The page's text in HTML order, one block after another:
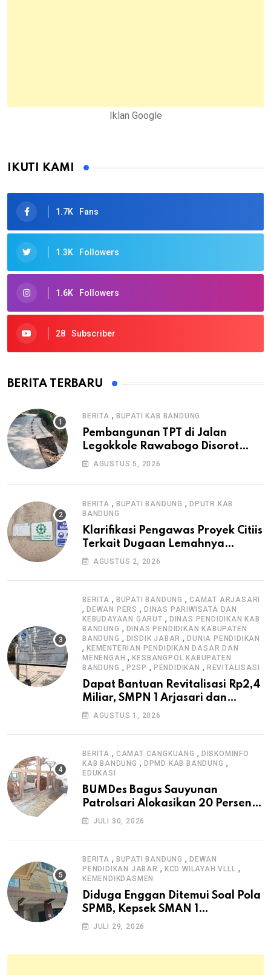
Iklan Google
IKUTI KAMI
1.7K Fans
1.3K Followers
1.6K Followers
28 Subscriber
BERITA TERBARU
BERITA , BUPATI KAB BANDUNG
Pembangunan TPT di Jalan
Legokkole Rawabogo Disorot
Warga, Selesai Tanpa Papan
AGUSTUS 5, 2026
BERITA , BUPATI BANDUNG ,DPUTR KAB
BANDUNG
Klarifikasi Pengawas Proyek Citiis
Terkait Dugaan Lemahnya
Pengawasan K3
AGUSTUS 2, 2026
BERITA , BUPATI BANDUNG ,CAMAT ARJASARI
, DEWAN PERS , DINAS PARIWISATA DAN
KEBUDAYAAN GARUT , DINAS PENDIDIKAN KAB
BANDUNG , DINAS PENDIDIKAN KABUPATEN
BANDUNG , DISDIK JABAR ,DUNIA PENDIDIKAN
, KEMENTERIAN PENDIDIKAN DASAR DAN
MENENGAH ,KESBANGPOL KABUPATEN
BANDUNG , P2SP , PENDIDIKAN , REVITALISASI
Dapat Bantuan Revitalisasi Rp2,4
Miliar, SMPN 1 Arjasari dan
Masyarakat Sambut Antusias
AGUSTUS 1, 2026
BERITA , CAMAT CANGKUANG , DISKOMINFO
KAB BANDUNG , DPMD KAB BANDUNG ,
EDUKASI
BUMDes Bagus Sauyunan
Patrolsari Alokasikan 20 Persen
Dana Desa untuk Ketahanan
JULI 30, 2026
BERITA , BUPATI BANDUNG ,DEWAN
PENDIDIKAN JABAR , KCD WILAYAH VLLL ,
KEMENDIKDASMEN
Diduga Enggan Ditemui Soal Pola
SPMB, Kepsek SMAN 1
Dayeuhkolot Dikeluhkan Orang
JULI 29, 2026